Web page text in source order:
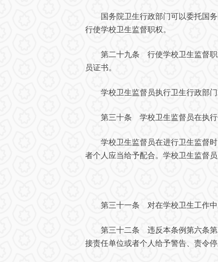
国务院卫生行政部门可以委托国务
行使学校卫生监督职权。
第二十九条 行使学校卫生监督职权
员证书。
学校卫生监督员执行卫生行政部门
第三十条 学校卫生监督员在执行
学校卫生监督员在进行卫生监督时
者个人应当给予配合。学校卫生监督
第三十一条 对在学校卫生工作中成
第三十二条 违反本条例第六条第二
接责任单位或者个人给予警告、责令